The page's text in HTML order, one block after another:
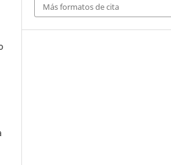
Más formatos de cita